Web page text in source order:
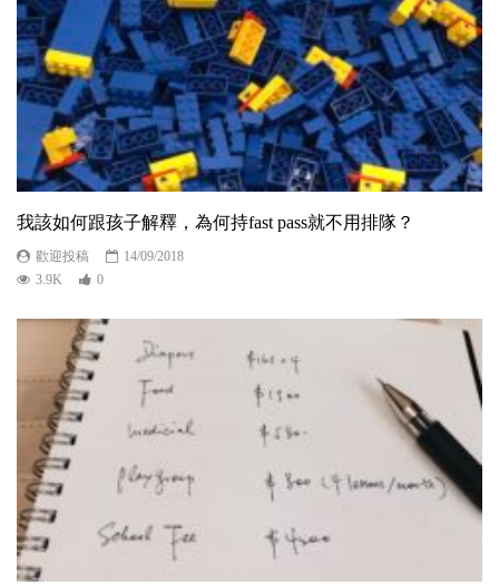
我該如何跟孩子解釋，為何持fast pass就不用排隊？
歡迎投稿
14/09/2018
3.9K
0